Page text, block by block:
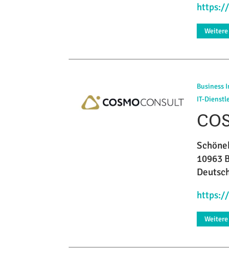
Business
IT-
10963
https://